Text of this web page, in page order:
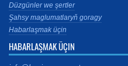
Düzgünler we şertler
Şahsy maglumatlaryň goragy
Habarlaşmak üçin
HABARLAŞMAK ÜÇIN